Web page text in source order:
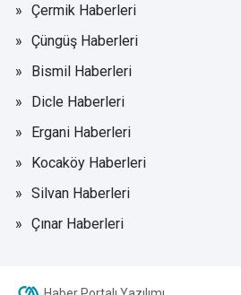
Çermik Haberleri
Çüngüş Haberleri
Bismil Haberleri
Dicle Haberleri
Ergani Haberleri
Kocaköy Haberleri
Silvan Haberleri
Çınar Haberleri